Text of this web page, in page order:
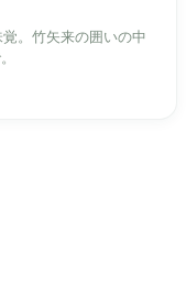
。竹矢来の囲いの中